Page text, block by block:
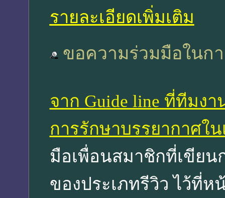
รายละเอียดเพิ่มเติม
ขอความร่วมมือในก
จาก Guide line ที่ทีมง
การรักษาบรรยากาศใ
มือเพื่อนสมาชิกที่เขียน
ของประเภทรีวิว ไว้ที่